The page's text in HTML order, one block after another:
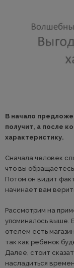
В начало
получит, а после
характеристику.
Сначала человек
что вы
Потом он видит
начинает вам
Рассмотрим на
упоминалось выше.
отелем есть
так как ребенок
Далее, стоит
насладиться